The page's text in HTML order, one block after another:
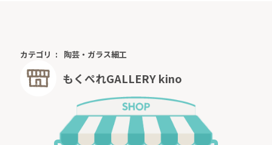
カテゴリ 陶芸・ガラス細工
もくぺれGALLERY kino